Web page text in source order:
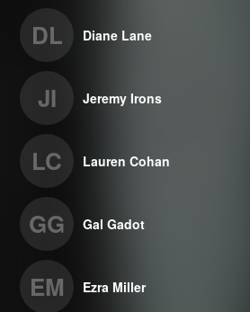
DL Diane Lane
JI Jeremy Irons
LC Lauren Cohan
GG Gal Gadot
EM Ezra Miller